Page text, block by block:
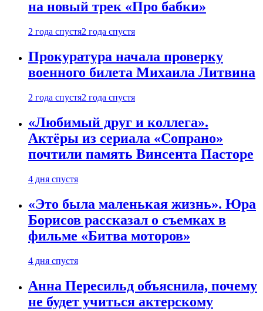
на новый трек «Про бабки»
2 года спустя2 года спустя
Прокуратура начала проверку
военного билета Михаила Литвина
2 года спустя2 года спустя
«Любимый друг и коллега».
Актёры из сериала «Сопрано»
почтили память Винсента Пасторе
4 дня спустя
«Это была маленькая жизнь». Юра
Борисов рассказал о съемках в
фильме «Битва моторов»
4 дня спустя
Анна Пересильд объяснила, почему
не будет учиться актерскому